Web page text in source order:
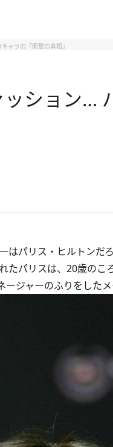
ャラの「衝撃の真相」
ション…
はパリス・ヒルトンだろ
パリスは、20歳のこ
ジャーのふりをした